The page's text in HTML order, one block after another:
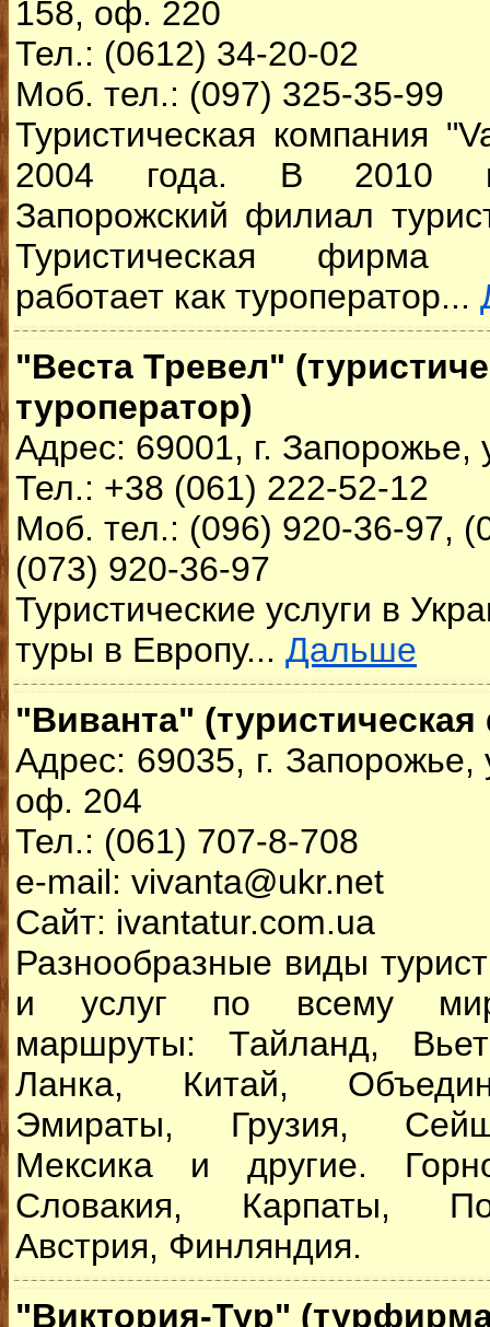
158, оф. 220
Тел.: (0612) 34-20-02
Моб. тел.: (097) 325-35-99
Туристическая компания
2004 года. В 2010
Запорожский филиал
Туристическая фирма
работает как туроператор...
"Веста Тревел"
туроператор)
Адрес: 69001, г. Запорожье,
Тел.: +38 (061) 222-52-12
Моб. тел.: (096) 920-36-97,
(073) 920-36-97
Туристические услуги в
туры в Европу... Дальше
"Виванта"
Адрес: 69035, г.
оф. 204
Тел.: (061) 707-8-708
e-mail: vivanta@ukr.net
Сайт: ivantatur.com.ua
Разнообразные виды
и услуг по всему
маршруты: Тайланд,
Ланка, Китай,
Эмираты, Грузия,
Мексика и другие.
Словакия, Карпаты,
Австрия, Финляндия.
"Виктория-Тур"